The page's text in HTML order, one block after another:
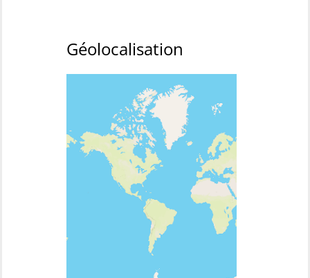
Géolocalisation